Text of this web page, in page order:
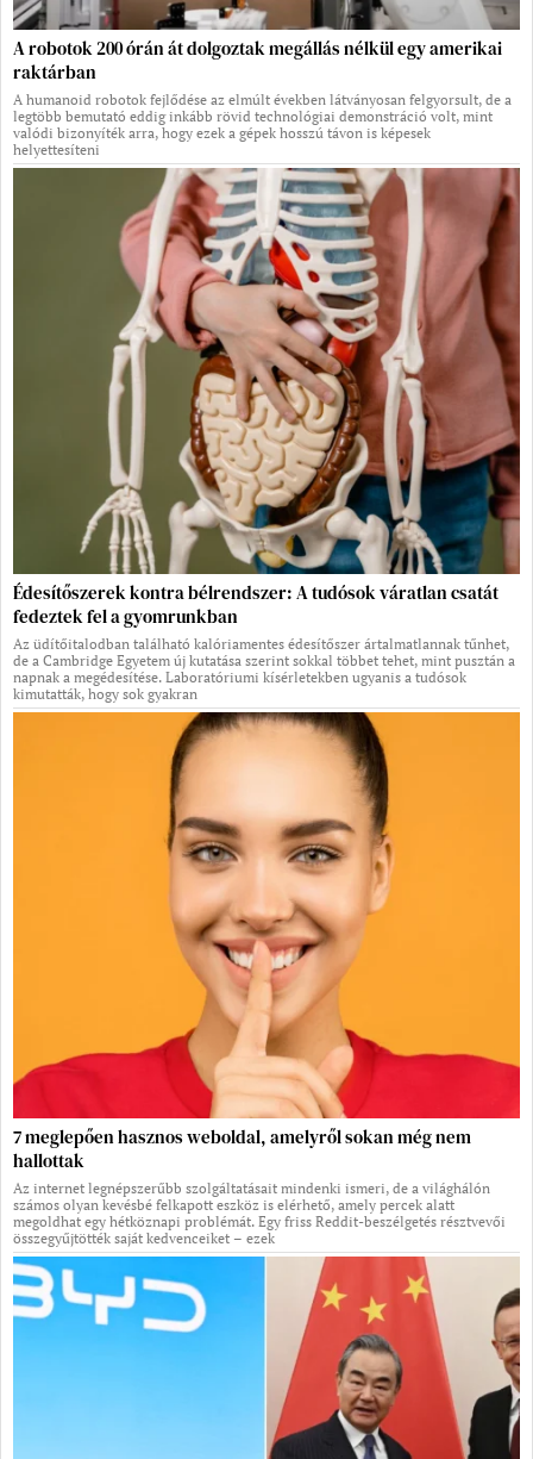
A robotok 200 órán át dolgoztak megállás nélkül egy amerikai
raktárban
A humanoid robotok fejlődése az elmúlt években látványosan felgyorsult, de a
legtöbb bemutató eddig inkább rövid technológiai demonstráció volt, mint
valódi bizonyíték arra, hogy ezek a gépek hosszú távon is képesek
helyettesíteni
Édesítőszerek kontra bélrendszer: A tudósok váratlan csatát
fedeztek fel a gyomrunkban
Az üdítőitalodban található kalóriamentes édesítőszer ártalmatlannak tűnhet,
de a Cambridge Egyetem új kutatása szerint sokkal többet tehet, mint pusztán a
napnak a megédesítése. Laboratóriumi kísérletekben ugyanis a tudósok
kimutatták, hogy sok gyakran
7 meglepően hasznos weboldal, amelyről sokan még nem
hallottak
Az internet legnépszerűbb szolgáltatásait mindenki ismeri, de a világhálón
számos olyan kevésbé felkapott eszköz is elérhető, amely percek alatt
megoldhat egy hétköznapi problémát. Egy friss Reddit-beszélgetés résztvevői
összegyűjtötték saját kedvenceiket – ezek